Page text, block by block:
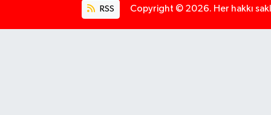
RSS Copyright © 2026. Her hakkı